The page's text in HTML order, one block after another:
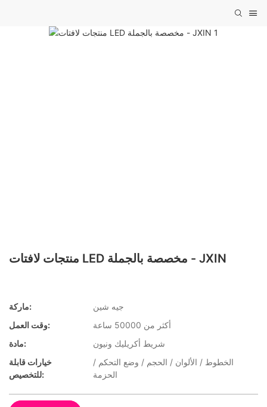
منتجات لافتات LED مخصصة بالجملة - JXIN
ماركة:
جيه شين
وقت العمل:
أكثر من 50000 ساعة
مادة:
شريط أكريليك ونيون
خيارات قابلة
للتخصيص:
الخطوط / الألوان / الحجم / وضع التحكم /
الحزمة